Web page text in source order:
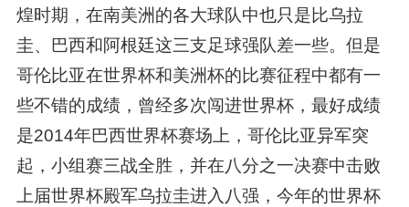
煌时期，在南美洲的各大球队中也只是比乌拉
圭、巴西和阿根廷这三支足球强队差一些。但是
哥伦比亚在世界杯和美洲杯的比赛征程中都有一
些不错的成绩，曾经多次闯进世界杯，最好成绩
是2014年巴西世界杯赛场上，哥伦比亚异军突
起，小组赛三战全胜，并在八分之一决赛中击败
上届世界杯殿军乌拉圭进入八强，今年的世界杯